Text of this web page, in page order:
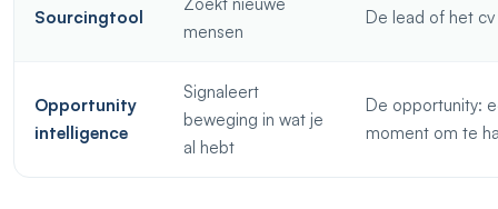
Sourcingtool
mensen
De lead of het cv
Opportunity
intelligence
Signaleert
beweging in wat je
al hebt
De opportunity:
moment om te